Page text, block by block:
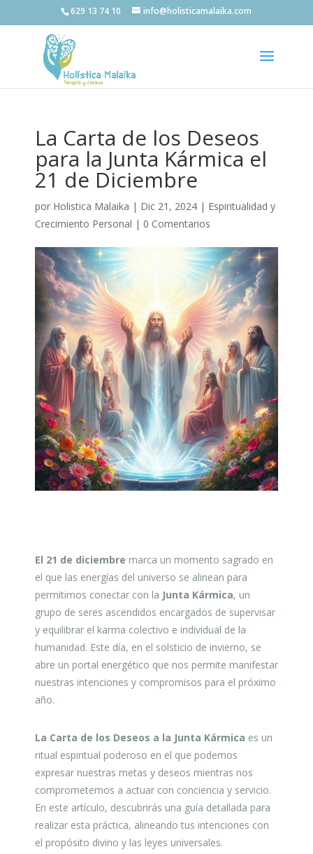
629 13 74 10 info@holisticamalaika.com
La Carta de los Deseos
para la Junta Kármica el
21 de Diciembre
por Holistica Malaika | Dic 21, 2024| Espiritualidad y
Crecimiento Personal | 0 Comentarios
El 21 de diciembre marca un momento sagrado en
el que las energías del universo se alinean para
permitirnos conectar con la Junta Kármica, un
grupo de seres ascendidos encargados de supervisar
y equilibrar el karma colectivo e individual de la
humanidad. Este día, en el solsticio de invierno, se
abre un portal energético que nos permite manifestar
nuestras intenciones y compromisos para el próximo
año.
La Carta de los Deseos a la Junta Kármica es un
ritual espiritual poderoso en el que podemos
expresar nuestras metas y deseos mientras nos
comprometemos a actuar con conciencia y servicio.
En este artículo, descubrirás una guía detallada para
realizar esta práctica, alineando tus intenciones con
el propósito divino y las leyes universales.